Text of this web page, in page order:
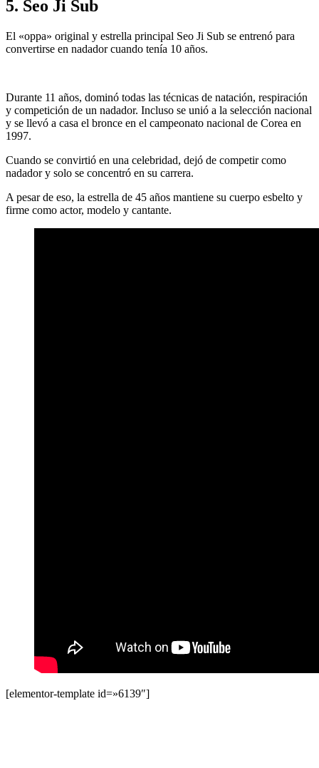
5. Seo Ji Sub
El «oppa» original y estrella principal Seo Ji Sub se entrenó para
convertirse en nadador cuando tenía 10 años.
Durante 11 años, dominó todas las técnicas de natación, respiración
y competición de un nadador. Incluso se unió a la selección nacional
y se llevó a casa el bronce en el campeonato nacional de Corea en
1997.
Cuando se convirtió en una celebridad, dejó de competir como
nadador y solo se concentró en su carrera.
A pesar de eso, la estrella de 45 años mantiene su cuerpo esbelto y
firme como actor, modelo y cantante.
[elementor-template id=»6139″]